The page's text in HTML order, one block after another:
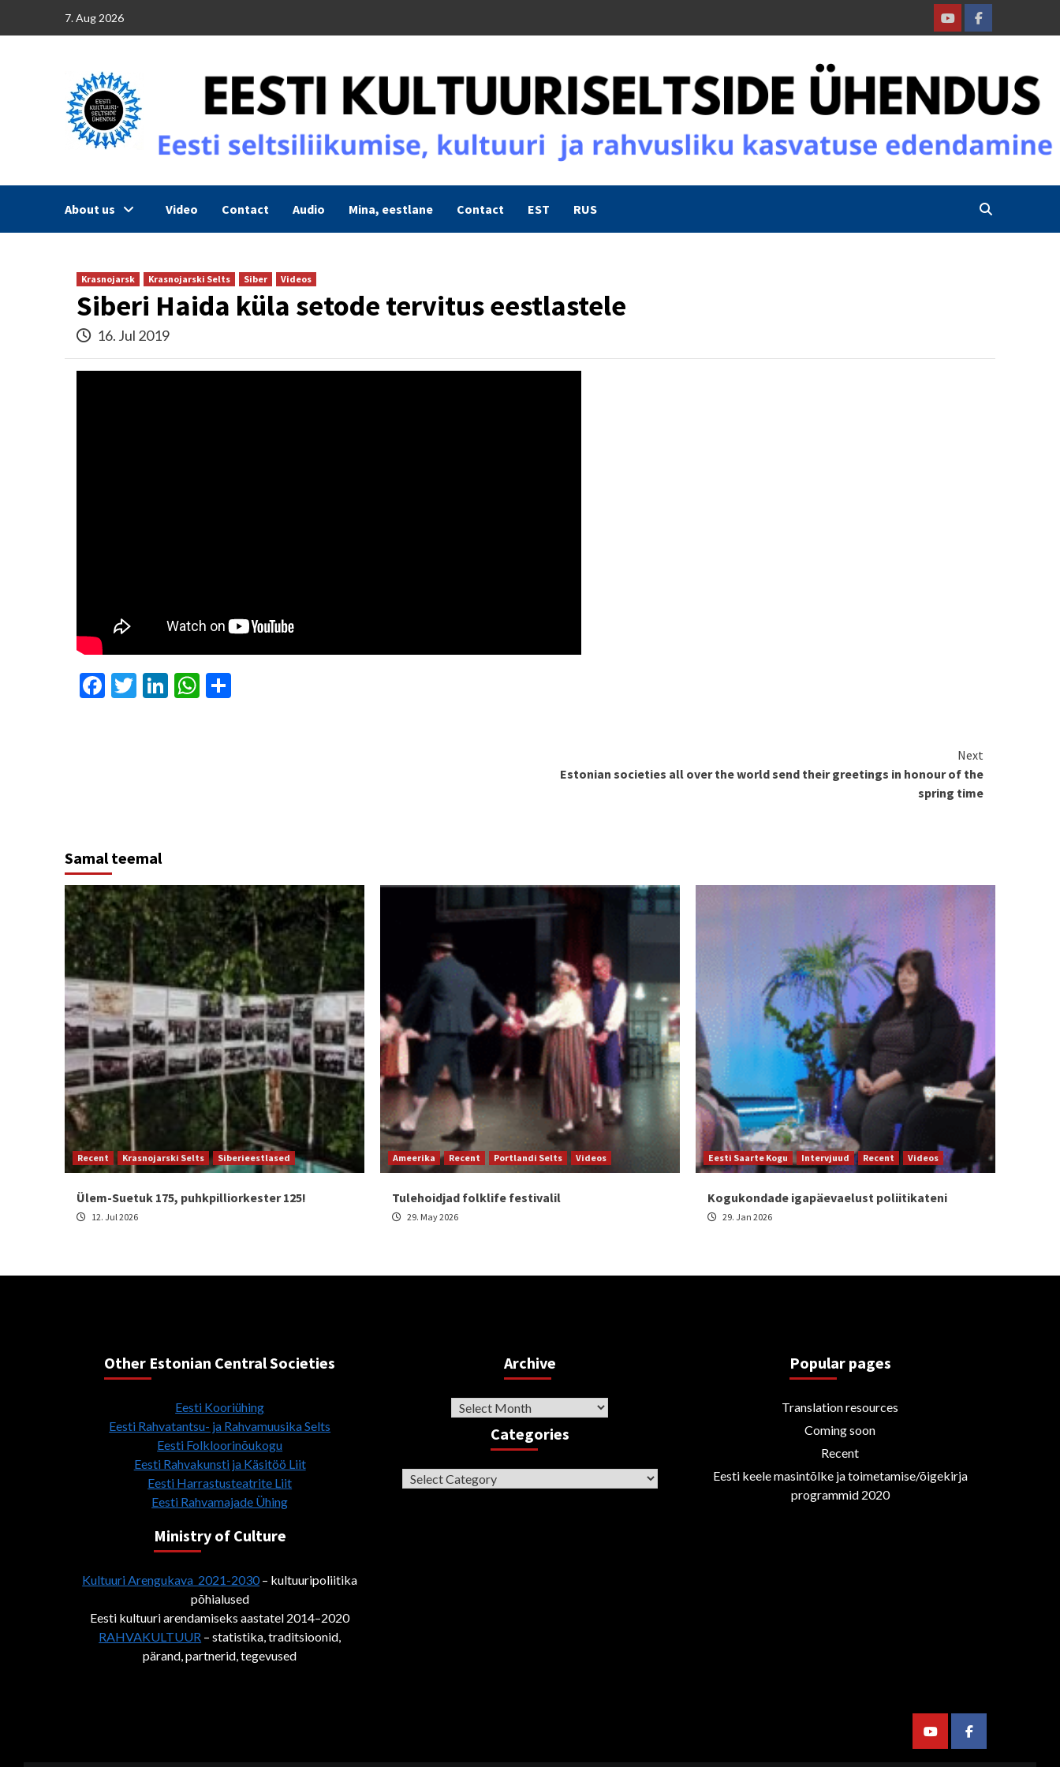
7. Aug 2026
YoutubeFacebook
About us Video Contact Audio Mina, eestlane Contact EST RUS
Krasnojarsk Krasnojarski Selts Siber Videos
Siberi Haida küla setode tervitus eestlastele
16. Jul 2019
Facebook
Twitter
LinkedIn
WhatsApp
Next
Estonian societies all over the world send their greetings in honour of the
spring time
Samal teemal
Recent Krasnojarski Selts Siberieestlased
Ülem-Suetuk 175, puhkpilliorkester 125!
12. Jul 2026
Ameerika Recent Portlandi Selts Videos
Tulehoidjad folklife festivalil
29. May 2026
Eesti Saarte Kogu Intervjuud Recent Videos
Kogukondade igapäevaelust poliitikateni
29. Jan 2026
Other Estonian Central Societies
Eesti Kooriühing
Eesti Rahvatantsu- ja Rahvamuusika Selts
Eesti Folkloorinõukogu
Eesti Rahvakunsti ja Käsitöö Liit
Eesti Harrastusteatrite Liit
Eesti Rahvamajade Ühing
Ministry of Culture
Kultuuri Arengukava 2021-2030– kultuuripoliitika
põhialused
Eesti kultuuri arendamiseks aastatel 2014–2020
RAHVAKULTUUR – statistika, traditsioonid,
pärand, partnerid, tegevused
Archive
Archive
Categories
Categories
Popular pages
Translation resources
Coming soon
Recent
Eesti keele masintõlke ja toimetamise/õigekirja
programmid 2020
YoutubeFacebook